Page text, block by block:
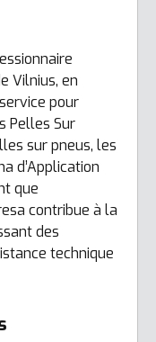
Vilnius, en
pour
Pelles Sur
sur pneus, les
d’Application
que
contribue à la
des
technique